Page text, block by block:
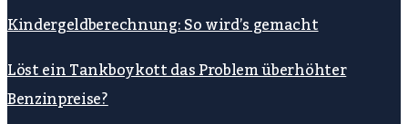
Kindergeldberechnung: So wird’s gemacht
Löst ein Tankboykott das Problem überhöhter
Benzinpreise?